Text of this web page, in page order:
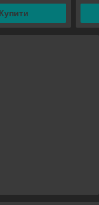
Купити